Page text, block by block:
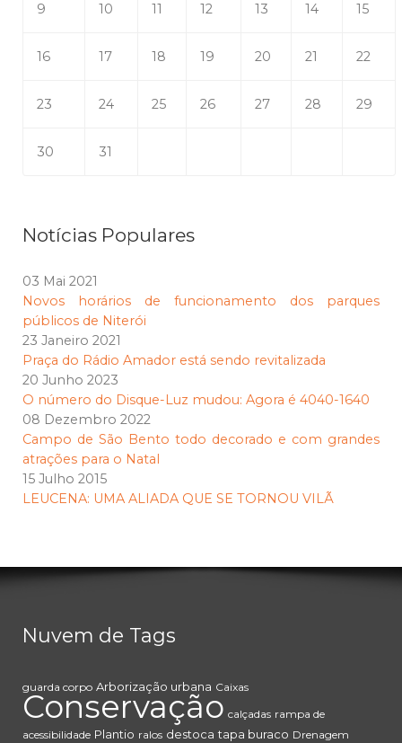
9 10 11 12 13 14 15
16 17 18 19 20 21 22
23 24 25 26 27 28 29
30 31
Notícias Populares
03 Mai 2021
Novos horários de funcionamento dos parques
públicos de Niterói
23 Janeiro 2021
Praça do Rádio Amador está sendo revitalizada
20 Junho 2023
O número do Disque-Luz mudou: Agora é 4040-1640
08 Dezembro 2022
Campo de São Bento todo decorado e com grandes
atrações para o Natal
15 Julho 2015
LEUCENA: UMA ALIADA QUE SE TORNOU VILÃ
Nuvem de Tags
guarda corpo Arborização urbana Caixas
Conservação calçadas rampa de
acessibilidade Plantio ralos destoca tapa buraco Drenagem